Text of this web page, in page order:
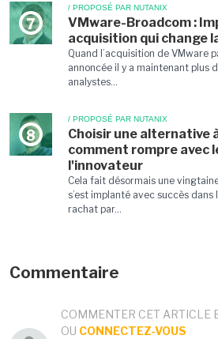
7
/ PROPOSÉ PAR NUTANIX
VMware-Broadcom :
acquisition qui change
Quand l’acquisition de VMware
annoncée il y a maintenant plus
analystes...
8
/ PROPOSÉ PAR NUTANIX
Choisir une alternative
comment rompre avec
l'innovateur
Cela fait désormais une
s’est implanté avec succès
rachat par...
Commentaire
COMMENTER CET ARTICLE
OU CONNECTEZ-VOUS